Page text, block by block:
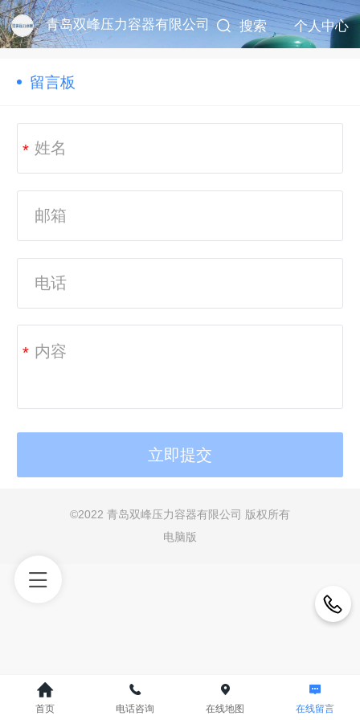
青岛双峰压力容器有限公司 搜索 个人中心
留言板
*
*
©2022 青岛双峰压力容器有限公司 版权所有
电脑版
首页 电话咨询 在线地图 在线留言